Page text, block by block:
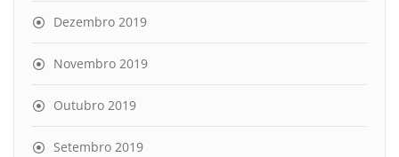
Dezembro 2019
Novembro 2019
Outubro 2019
Setembro 2019